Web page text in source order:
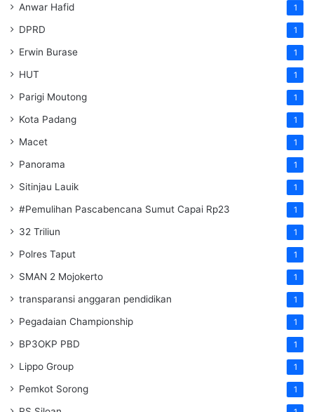
Anwar Hafid 1
DPRD 1
Erwin Burase 1
HUT 1
Parigi Moutong 1
Kota Padang 1
Macet 1
Panorama 1
Sitinjau Lauik 1
#Pemulihan Pascabencana Sumut Capai Rp23 1
32 Triliun 1
Polres Taput 1
SMAN 2 Mojokerto 1
transparansi anggaran pendidikan 1
Pegadaian Championship 1
BP3OKP PBD 1
Lippo Group 1
Pemkot Sorong 1